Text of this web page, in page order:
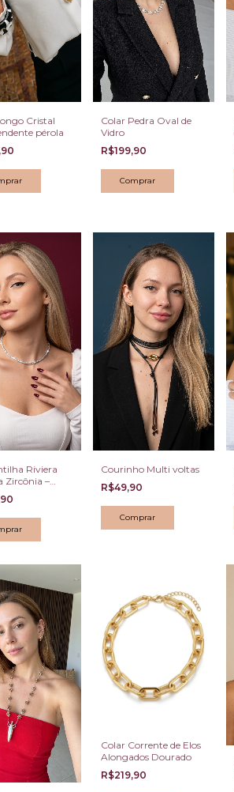
Cristal
pérola
Colar Pedra Oval de
Vidro
R$199,90
Riviera
Zircônia –
a Ródio
P
Courinho Multi voltas
R$49,90
Colar Corrente de Elos
Alongados Dourado
R$219,90